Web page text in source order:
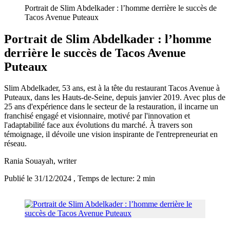
Portrait de Slim Abdelkader : l’homme derrière le succès de
Tacos Avenue Puteaux
Portrait de Slim Abdelkader : l’homme
derrière le succès de Tacos Avenue
Puteaux
Slim Abdelkader, 53 ans, est à la tête du restaurant Tacos Avenue à
Puteaux, dans les Hauts-de-Seine, depuis janvier 2019. Avec plus de
25 ans d'expérience dans le secteur de la restauration, il incarne un
franchisé engagé et visionnaire, motivé par l'innovation et
l'adaptabilité face aux évolutions du marché. À travers son
témoignage, il dévoile une vision inspirante de l'entrepreneuriat en
réseau.
Rania Souayah, writer
Publié le 31/12/2024 , Temps de lecture: 2 min